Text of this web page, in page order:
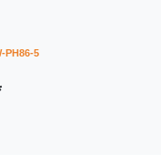
PH86-5